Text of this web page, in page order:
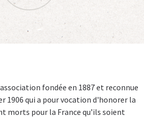
fondée en 1887 et reconnue
1906 qui a pour vocation d'honorer la
morts pour la France qu’ils soient